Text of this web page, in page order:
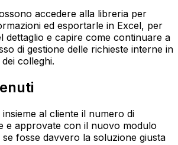
accedere alla libreria per
ed esportarle in Excel, per
dettaglio e capire come continuare a
di gestione delle richieste interne in
colleghi.
al cliente il numero di
e approvate con il nuovo modulo
fosse davvero la soluzione giusta